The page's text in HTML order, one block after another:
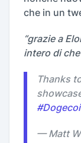
che in un
“grazie a
intero di
Thanks
— Matt